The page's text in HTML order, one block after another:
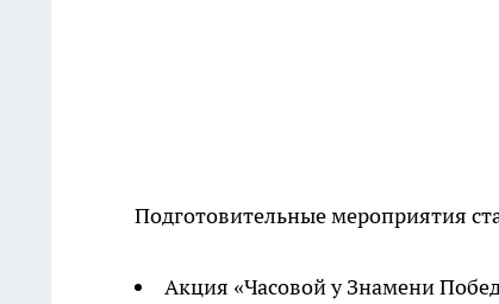
Подготовительные мероприятия
Акция «Часовой у Знамени